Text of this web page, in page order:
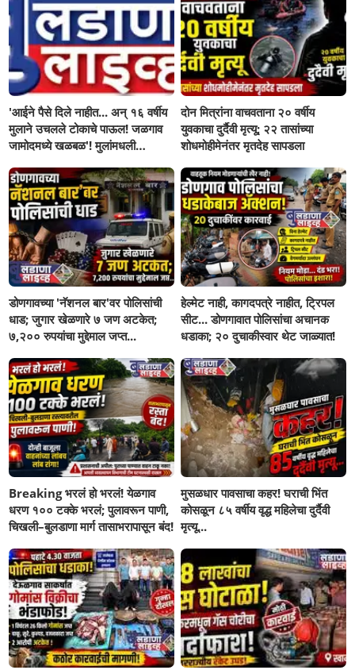
'आईने पैसे दिले नाहीत... अन् १६ वर्षीय
मुलाने उचलले टोकाचे पाऊल! जळगाव
जामोदमध्ये खळबळ'! मुलांमधली
दोन मित्रांना वाचवताना २० वर्षीय
युवकाचा दुर्दैवी मृत्यू; २२ तासांच्या
शोधमोहीमेनंतर मृतदेह सापडला
डोणगावच्या 'नॅशनल बार'वर पोलिसांची
धाड; जुगार खेळणारे ७ जण अटकेत;
७,२०० रुपयांचा मुद्देमाल जप्त...
हेल्मेट नाही, कागदपत्रे नाहीत, ट्रिपल
सीट... डोणगावात पोलिसांचा अचानक
धडाका; २० दुचाकीस्वार थेट जाळ्यात!
Breaking भरलं हो भरलं! येळगाव
धरण १०० टक्के भरलं; पुलावरून पाणी,
चिखली–बुलडाणा मार्ग तासाभरापासून बंद!
मुसळधार पावसाचा कहर! घराची भिंत
कोसळून ८५ वर्षीय वृद्ध महिलेचा दुर्दैवी
मृत्यू...